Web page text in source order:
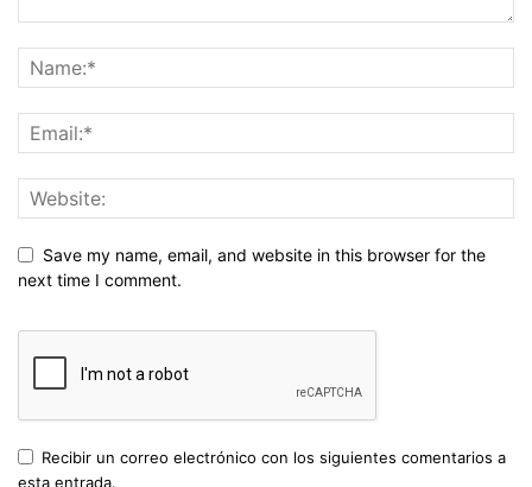
Save my name, email, and website in this browser for the
next time I comment.
Recibir un correo electrónico con los siguientes comentarios a
esta entrada.